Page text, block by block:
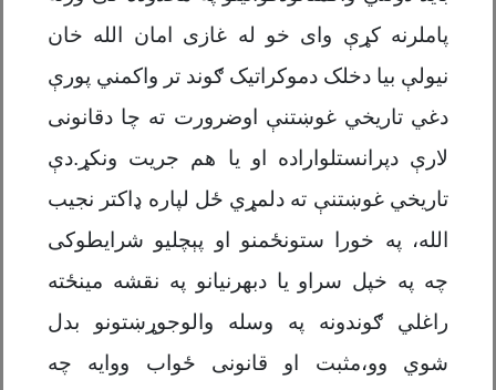
پاملرنه کړې وای خو له غازی امان الله خان
نیولې بیا دخلک دموکراتیک ګوند تر واکمني پورې
دغي تاریخي غوښتنې اوضرورت ته چا دقانونی
لارې دپرانستلواراده او یا هم جریت ونکړ.دې
تاریخي غوښتنې ته دلمړي ځل لپاره ډاکتر نجیب
الله، په خورا ستونځمنو او پېچلیو شرایطوکی
چه په خپل سراو یا دبهرنیانو په نقشه مینځته
راغلي ګوندونه په وسله والوجوړښتونو بدل
شوي وو،مثبت او قانونی ځواب ووایه چه